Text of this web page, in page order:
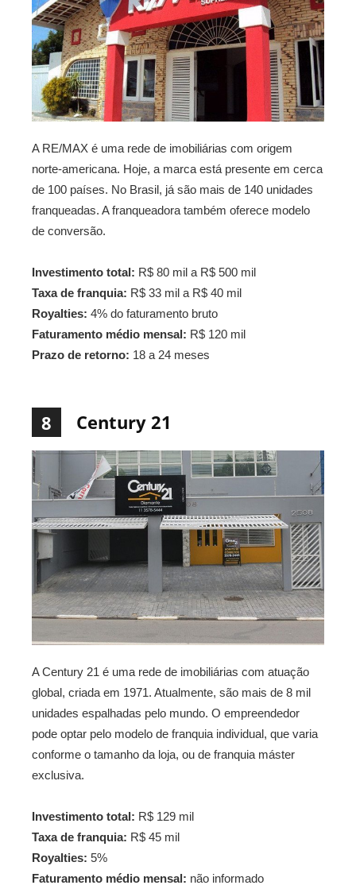
A RE/MAX é uma rede de imobiliárias com origem
norte-americana. Hoje, a marca está presente em cerca
de 100 países. No Brasil, já são mais de 140 unidades
franqueadas. A franqueadora também oferece modelo
de conversão.
Investimento total: R$ 80 mil a R$ 500 mil
Taxa de franquia: R$ 33 mil a R$ 40 mil
Royalties: 4% do faturamento bruto
Faturamento médio mensal: R$ 120 mil
Prazo de retorno: 18 a 24 meses
8 Century 21
A Century 21 é uma rede de imobiliárias com atuação
global, criada em 1971. Atualmente, são mais de 8 mil
unidades espalhadas pelo mundo. O empreendedor
pode optar pelo modelo de franquia individual, que varia
conforme o tamanho da loja, ou de franquia máster
exclusiva.
Investimento total: R$ 129 mil
Taxa de franquia: R$ 45 mil
Royalties: 5%
Faturamento médio mensal: não informado